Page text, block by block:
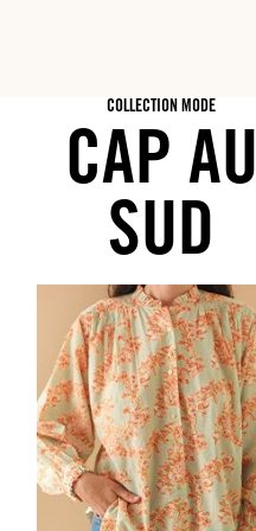
COLLECTION MODE
CAP
SUD